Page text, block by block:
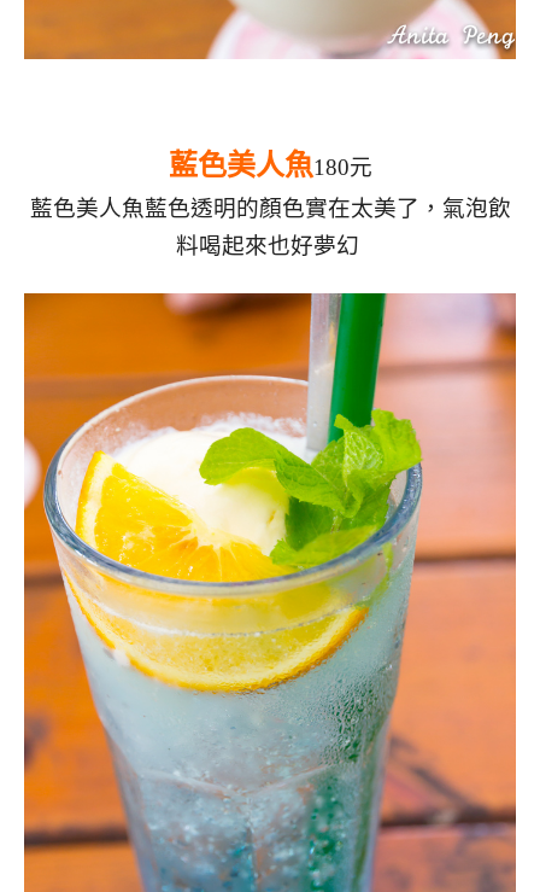
藍色美人魚180元
藍色美人魚藍色透明的顏色實在太美了，氣泡飲
料喝起來也好夢幻